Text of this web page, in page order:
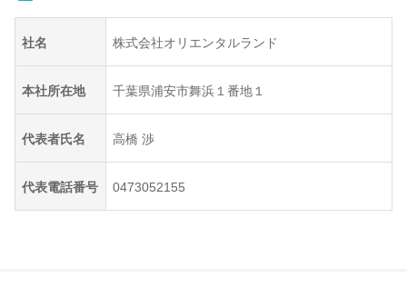
社名 株式会社オリエンタルランド
本社所在地 千葉県浦安市舞浜１番地１
代表者氏名 高橋 渉
代表電話番号 0473052155